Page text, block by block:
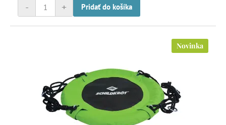
+
- Pridať do košíka
Novinka